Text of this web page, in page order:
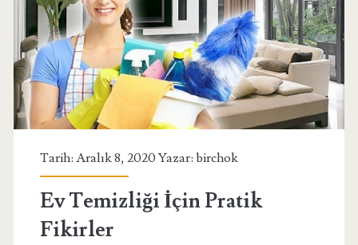
Tarih: Aralık 8, 2020 Yazar: birchok
Ev Temizliği İçin Pratik
Fikirler